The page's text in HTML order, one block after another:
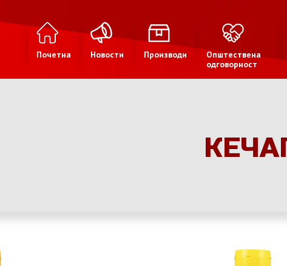
Почетна Новости Производи
Општествена
одговорност